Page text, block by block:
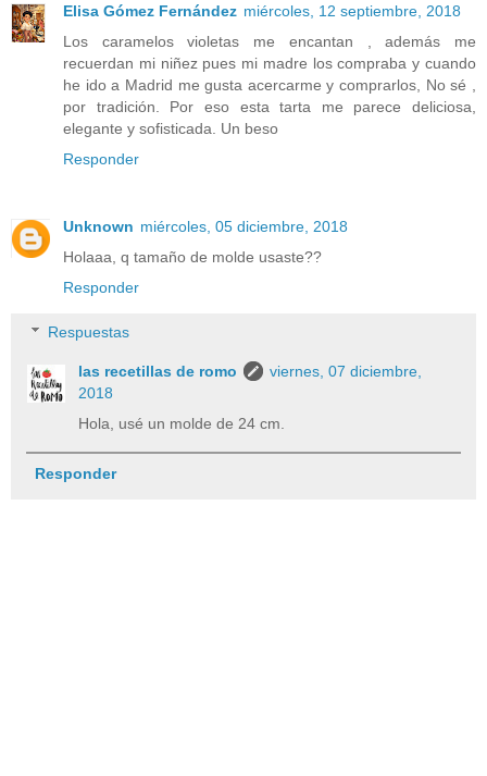
Elisa Gómez Fernández miércoles, 12 septiembre, 2018
Los caramelos violetas me encantan , además me
recuerdan mi niñez pues mi madre los compraba y cuando
he ido a Madrid me gusta acercarme y comprarlos, No sé ,
por tradición. Por eso esta tarta me parece deliciosa,
elegante y sofisticada. Un beso
Responder
Unknown miércoles, 05 diciembre, 2018
Holaaa, q tamaño de molde usaste??
Responder
Respuestas
las recetillas de romo
viernes, 07 diciembre,
2018
Hola, usé un molde de 24 cm.
Responder